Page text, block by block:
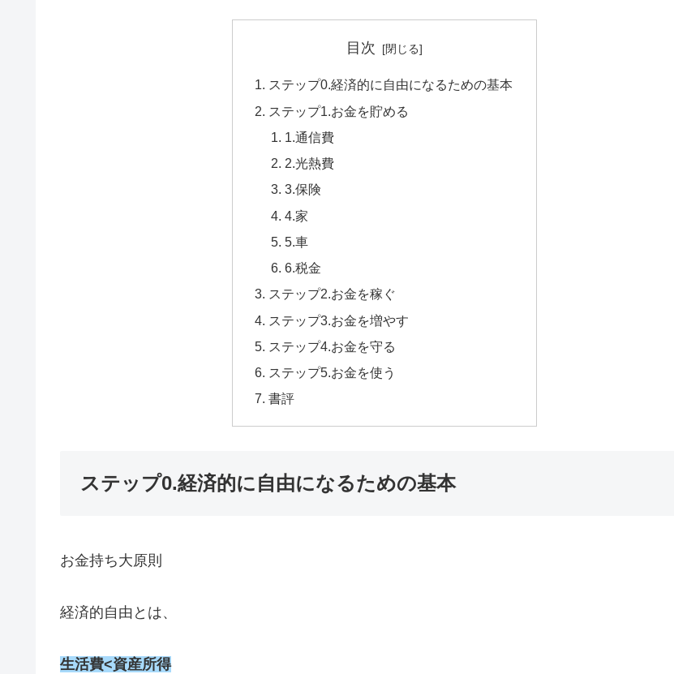
目次
ステップ0.経済的に自由になるための基本
ステップ1.お金を貯める
1.通信費
2.光熱費
3.保険
4.家
5.車
6.税金
ステップ2.お金を稼ぐ
ステップ3.お金を増やす
ステップ4.お金を守る
ステップ5.お金を使う
書評
ステップ0.経済的に自由になるための基本
お金持ち大原則
経済的自由とは、
生活費<資産所得